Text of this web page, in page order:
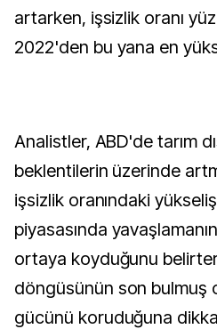
artarken, işsizlik oranı
2022'den bu yana en
Analistler, ABD'de tarım
beklentilerin üzerinde
işsizlik oranındaki
piyasasında
ortaya koyduğunu
döngüsünün son bulmuş
gücünü koruduğuna